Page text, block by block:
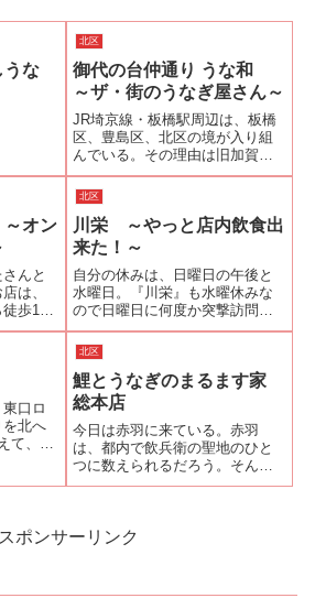
うな
北区
御代の台仲通り うな和
～ザ・街のうなぎ屋さん～
JR埼京線・板橋駅周辺は、板橋
区、豊島区、北区の境が入り組
んでいる。その理由は旧加賀藩
江戸下屋敷跡が区境になったか
ららしい。板橋駅東口は別名・
滝野川口というように出口を出
ると北区滝野川になる。東口ロ
ータリーの向こうには新選組隊
長・近藤勇の墓...
オン
んと
は、
歩10
行田
は、
数
が、
ロ
北区
川栄 ～やっと店内飲食出
来た！～
自分の休みは、日曜日の午後と
水曜日。『川栄』も水曜休みな
ので日曜日に何度か突撃訪問す
るも「○○組待ちで、ご案内出来
るかどうかわかりません。」と
いわれて、玉砕することが何度
かあったし、臨時休業を知らず
に来たこともあった。とにかく
今までは縁がな...
口ロ
を北へ
て、フ
関に
北区
鯉とうなぎのまるます家
総本店
今日は赤羽に来ている。赤羽
は、都内で飲兵衛の聖地のひと
つに数えられるだろう。そんな
飲兵衛の街・赤羽のランドマー
から朝酒、昼酒、夕餉の酒、〆
スポンサーリンク